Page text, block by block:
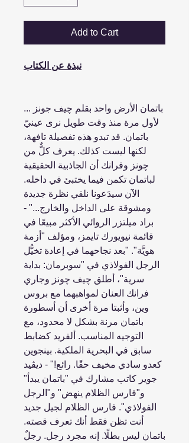
Add to Cart
نبذة عن الكتاب
باتمان الأرض واحد بقلم چيف جونز ...
لأول مرة منذ وقت طويل نرى عينيّ
باتمان. قد تبدو هذه تفصيلة تافهة،
لكنها ليست كذلك. يعرف كلٌّ من
چونز وفرانك أن الجاذبية الحقيقية
لباتمان تكمن فيما يختبئ في داخله.
الآن سيدَعونا نلقي نظرة جديدة
ومشوقة على الداخل والخارج..." -
براد ميلتزر الروائي الأكثر مبيعًا في
قائمة نيويورك تايمز، ومؤلف "أزمة
هويَّة". "بعد نجاحهما في إعادة تخيُّل
الرجل الفولاذي في "سوبرمان: بداية
سرية"، أطلق چيف چونز وجاري
فرانك العنان لمواهبهما مع بروس
وين، وأثبتا مرة أخرى أن أسطورة
باتمان مرنة بشكل لا محدود، مع
التوجيه المناسب. ألفريد كضابط
سابق في البحرية الملكية. بينجوين
كعدو سادي مخيف حقًا. رائع!" - ديڤيد
جوير كاتب مشارك في "باتمان يبدأ"
و"فارس الظلام ينهض" و"الرجل
الفولاذي". فارس الظلام لجيل جديد
أنت تظن فقط أنك تعرف قصته.
باتمان ليس بطلًا. إنه مجرد رجل. رجلٌ